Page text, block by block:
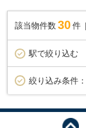
該当物件数 30件
駅で絞り込む
絞り込み条件：